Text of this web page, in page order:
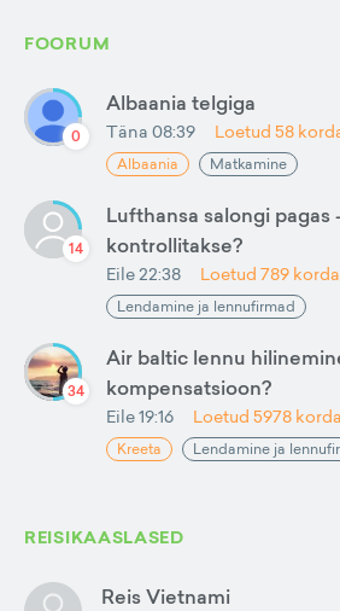
FOORUM
0
Albaania telgiga
Täna 08:39 Loetud 58
Albaania Matkamine
14
Lufthansa salongi pagas
kontrollitakse?
Eile 22:38 Loetud 789 korda
Lendamine ja lennufirmad
34
Air baltic lennu
kompensatsioon?
Eile 19:16 Loetud 5978 korda
Kreeta Lendamine ja
REISIKAASLASED
Reis Vietnami